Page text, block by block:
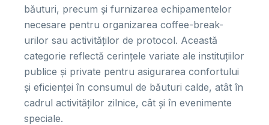
băuturi, precum și furnizarea echipamentelor
necesare pentru organizarea coffee-break-
urilor sau activităților de protocol. Această
categorie reflectă cerințele variate ale instituțiilor
publice și private pentru asigurarea confortului
și eficienței în consumul de băuturi calde, atât în
cadrul activităților zilnice, cât și în evenimente
speciale.